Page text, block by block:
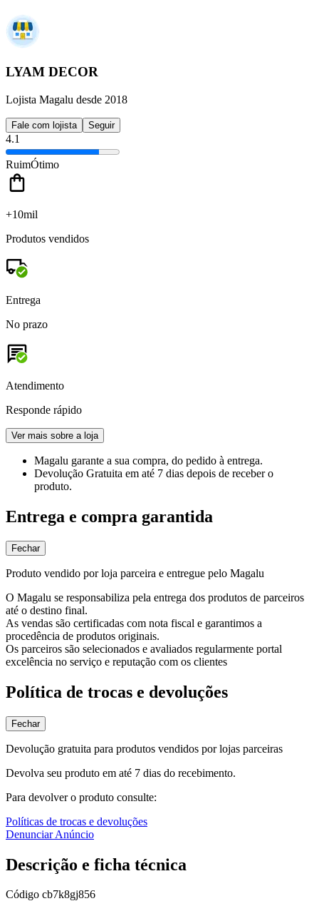
LYAM DECOR
Lojista Magalu desde 2018
Fale com lojista Seguir
4.1
RuimÓtimo
+10mil
Produtos vendidos
Entrega
No prazo
Atendimento
Responde rápido
Ver mais sobre a loja
Magalu garante a sua compra, do pedido à entrega.
Devolução Gratuita em até 7 dias depois de receber o
produto.
Entrega e compra garantida
Fechar
Produto vendido por loja parceira e entregue pelo Magalu
O Magalu se responsabiliza pela entrega dos produtos de parceiros
até o destino final.
As vendas são certificadas com nota fiscal e garantimos a
procedência de produtos originais.
Os parceiros são selecionados e avaliados regularmente portal
excelência no serviço e reputação com os clientes
Política de trocas e devoluções
Fechar
Devolução gratuita para produtos vendidos por lojas parceiras
Devolva seu produto em até 7 dias do recebimento.
Para devolver o produto consulte:
Políticas de trocas e devoluções
Denunciar Anúncio
Descrição e ficha técnica
Código cb7k8gj856